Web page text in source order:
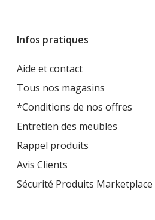
Infos pratiques
Aide et contact
Tous nos magasins
*Conditions de nos offres
Entretien des meubles
Rappel produits
Avis Clients
Sécurité Produits Marketplace